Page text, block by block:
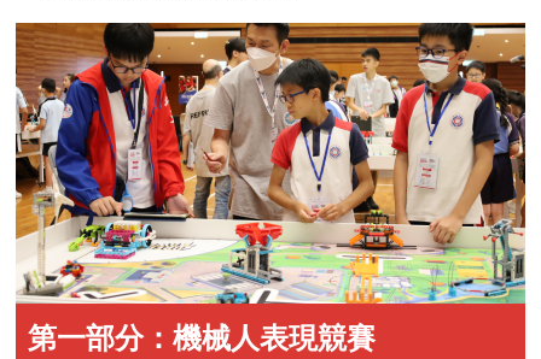
第一部分：機械人表現競賽